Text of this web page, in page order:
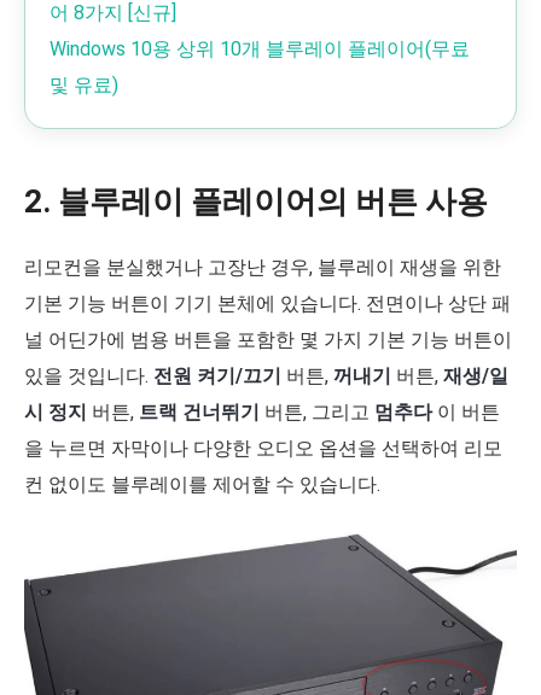
어 8가지 [신규]
Windows 10용 상위 10개 블루레이 플레이어(무료
및 유료)
2. 블루레이 플레이어의 버튼 사용
리모컨을 분실했거나 고장난 경우, 블루레이 재생을 위한
기본 기능 버튼이 기기 본체에 있습니다. 전면이나 상단 패
널 어딘가에 범용 버튼을 포함한 몇 가지 기본 기능 버튼이
있을 것입니다. 전원 켜기/끄기 버튼, 꺼내기 버튼, 재생/일
시 정지 버튼, 트랙 건너뛰기 버튼, 그리고 멈추다이 버튼
을 누르면 자막이나 다양한 오디오 옵션을 선택하여 리모
컨 없이도 블루레이를 제어할 수 있습니다.